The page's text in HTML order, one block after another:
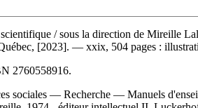
/ sous la direction de Mireille
[2023]. — xxix, 504 pages :
2760558916.
sociales — Recherche — Manuels